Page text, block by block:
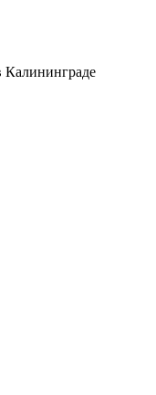
Калининграде